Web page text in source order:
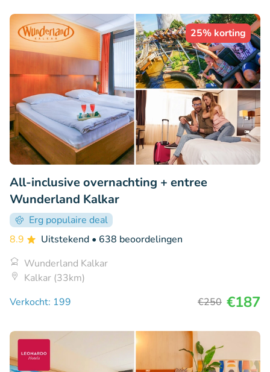
25% korting
All-inclusive overnachting + entree
Wunderland Kalkar
Erg populaire deal
8.9
Uitstekend • 638 beoordelingen
Wunderland Kalkar
Kalkar (33km)
Verkocht: 199
€250 €187